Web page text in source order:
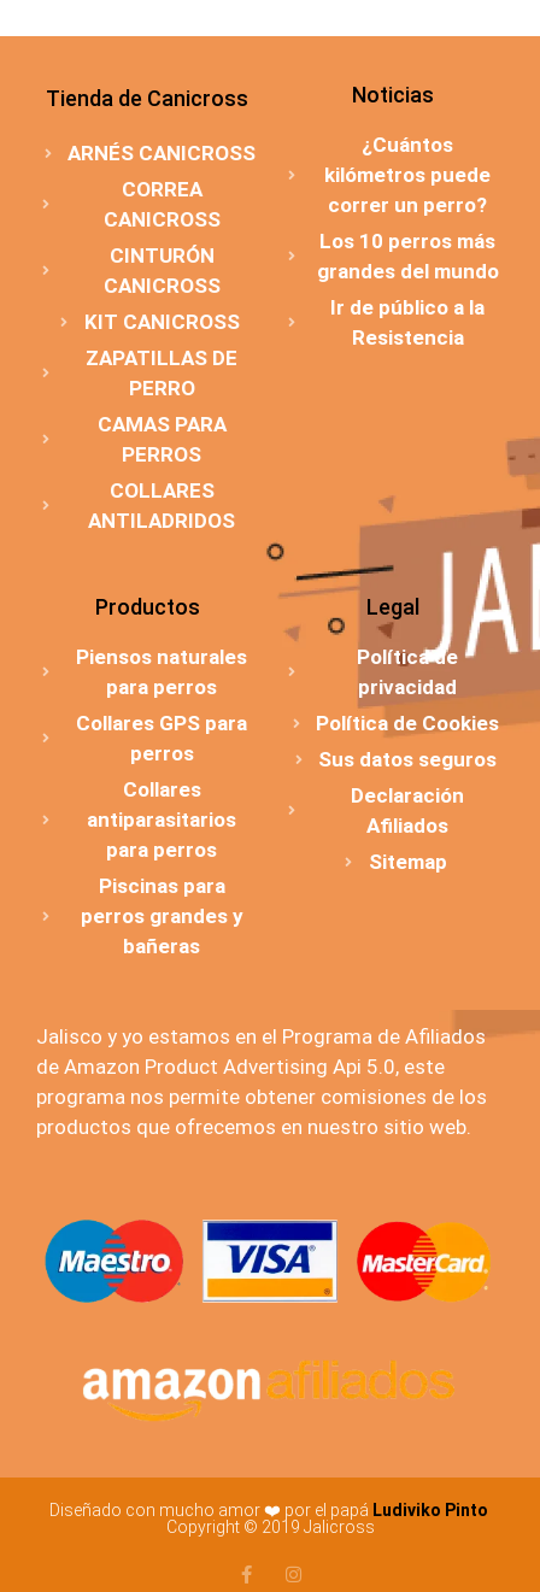
Tienda de Canicross
ARNÉS CANICROSS
CORREA
CANICROSS
CINTURÓN
CANICROSS
KIT CANICROSS
ZAPATILLAS DE
PERRO
CAMAS PARA
PERROS
COLLARES
ANTILADRIDOS
Noticias
¿Cuántos
kilómetros puede
correr un perro?
Los 10 perros más
grandes del mundo
Ir de público a la
Resistencia
Productos
Piensos naturales
para perros
Collares GPS para
perros
Collares
antiparasitarios
para perros
Piscinas para
perros grandes y
bañeras
Legal
Política de
privacidad
Política de Cookies
Sus datos seguros
Declaración
Afiliados
Sitemap
Jalisco y yo estamos en el Programa de Afiliados
de Amazon Product Advertising Api 5.0, este
programa nos permite obtener comisiones de los
productos que ofrecemos en nuestro sitio web.
Diseñado con mucho amor ❤️ por el papá Ludiviko Pinto
Copyright © 2019 Jalicross